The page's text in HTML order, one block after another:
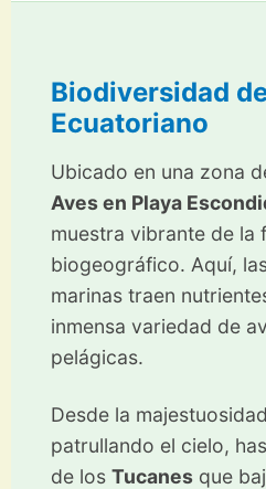
Biodiversidad
Ecuatoriano
Ubicado en una zona
Aves en Playa
muestra vibrante de la
biogeográfico. Aquí,
marinas traen
inmensa variedad de
pelágicas.
Desde la
patrullando el cielo,
de losTucanes que